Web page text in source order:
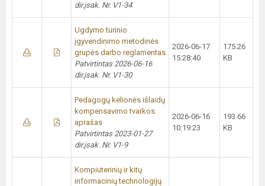
dir.įsak. Nr. V1-34
Ugdymo turinio
įgyvendinimo metodinės
grupės darbo reglamentas
Patvirtintas 2026-06-16
dir.įsak. Nr. V1-30
2026-06-17
15:28:40
175.26
KB
Pedagogų kelionės išlaidų
kompensavimo tvarkos
aprašas
Patvirtintas 2023-01-27
dir.įsak. Nr. V1-9
2026-06-16
10:19:23
193.66
KB
Kompiuterinių ir kitų
informacinių technologijų